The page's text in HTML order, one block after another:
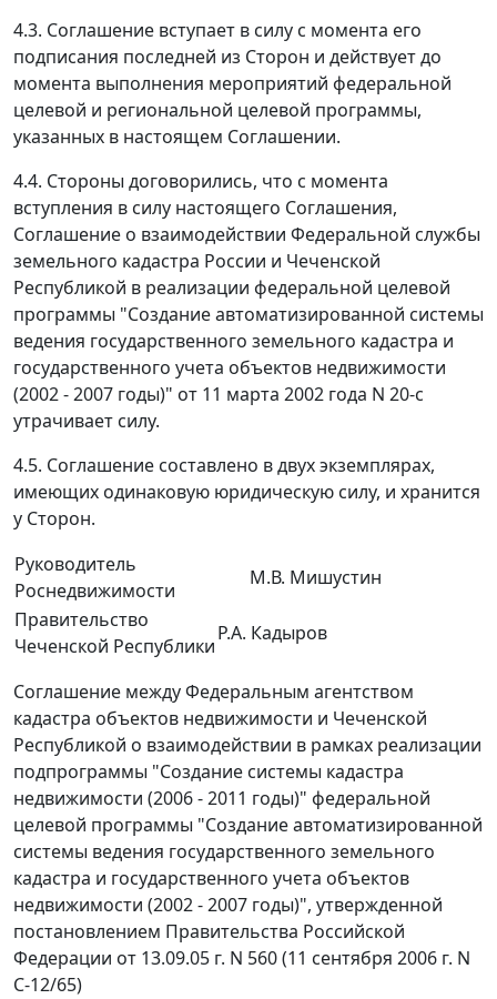
4.3. Соглашение вступает в силу с момента его
подписания последней из Сторон и действует до
момента выполнения мероприятий федеральной
целевой и региональной целевой программы,
указанных в настоящем Соглашении.
4.4. Стороны договорились, что с момента
вступления в силу настоящего Соглашения,
Соглашение о взаимодействии Федеральной службы
земельного кадастра России и Чеченской
Республикой в реализации федеральной целевой
программы "Создание автоматизированной системы
ведения государственного земельного кадастра и
государственного учета объектов недвижимости
(2002 - 2007 годы)" от 11 марта 2002 года N 20-с
утрачивает силу.
4.5. Соглашение составлено в двух экземплярах,
имеющих одинаковую юридическую силу, и хранится
у Сторон.
Руководитель
Роснедвижимости
М.В. Мишустин
Правительство
Чеченской Республики
Р.А. Кадыров
Соглашение между Федеральным агентством
кадастра объектов недвижимости и Чеченской
Республикой о взаимодействии в рамках реализации
подпрограммы "Создание системы кадастра
недвижимости (2006 - 2011 годы)" федеральной
целевой программы "Создание автоматизированной
системы ведения государственного земельного
кадастра и государственного учета объектов
недвижимости (2002 - 2007 годы)", утвержденной
постановлением Правительства Российской
Федерации от 13.09.05 г. N 560 (11 сентября 2006 г. N
С-12/65)